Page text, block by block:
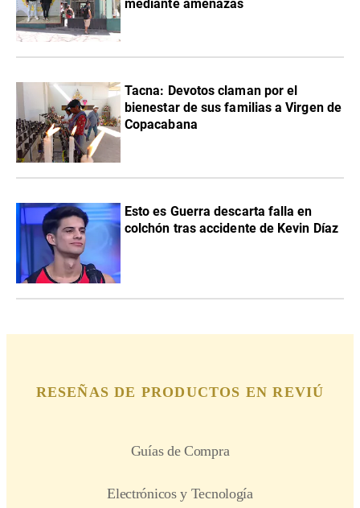
mediante amenazas
Tacna: Devotos claman por el
bienestar de sus familias a Virgen de
Copacabana
Esto es Guerra descarta falla en
colchón tras accidente de Kevin Díaz